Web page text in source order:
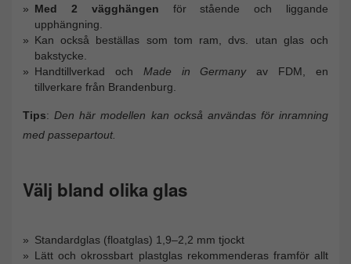
Med 2 vägghängen för stående och liggande
upphängning.
Kan också beställas som tom ram, dvs. utan glas och
bakstycke.
Handtillverkad och Made in Germanyav FDM, en
tillverkare från Brandenburg.
Tips: Den här modellen kan också användas för inramning
med passepartout.
Välj bland olika glas
Standardglas (floatglas) 1,9–2,2 mm tjockt
Lätt och okrossbart plastglas rekommenderas framför allt